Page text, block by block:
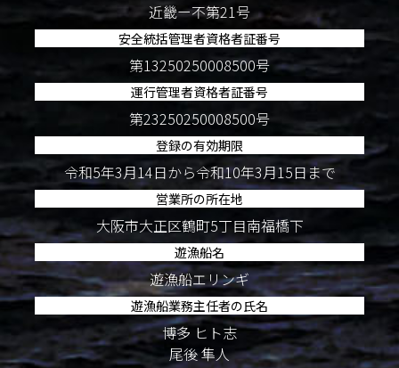
近畿ー不第21号
安全統括管理者資格者証番号
第13250250008500号
運行管理者資格者証番号
第23250250008500号
登録の有効期限
令和5年3月14日から令和10年3月15日まで
営業所の所在地
大阪市大正区鶴町5丁目南福橋下
遊漁船名
遊漁船エリンギ
遊漁船業務主任者の氏名
博多 ヒト志
尾後 隼人